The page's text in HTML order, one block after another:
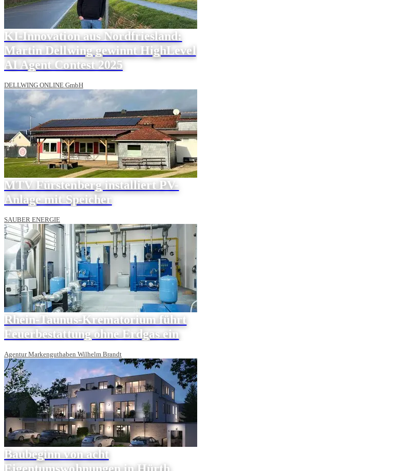
KI-Innovation aus Nordfriesland:
Martin Dellwing gewinnt HighLevel
AI Agent Contest 2025
DELLWING ONLINE GmbH
MTV Fürstenberg installiert PV-
Anlage mit Speicher
SAUBER ENERGIE
Rhein-Taunus-Krematorium führt
Feuerbestattung ohne Erdgas ein
Agentur Markenguthaben Wilhelm Brandt
Baubeginn von acht